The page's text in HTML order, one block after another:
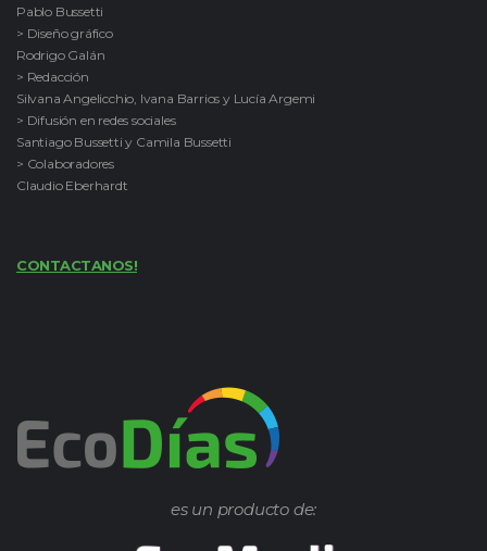
Pablo Bussetti
> Diseño gráfico
Rodrigo Galán
> Redacción
Silvana Angelicchio, Ivana Barrios y Lucía Argemi
> Difusión en redes sociales
Santiago Bussetti y Camila Bussetti
> Colaboradores
Claudio Eberhardt
CONTACTANOS!
es un producto de: